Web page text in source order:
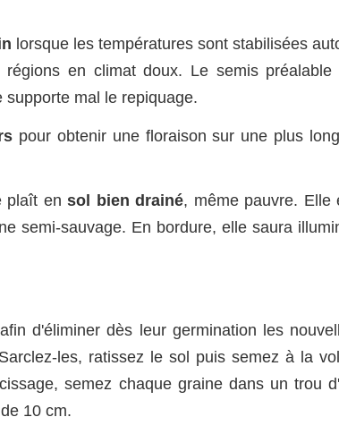
lorsque les températures sont stabilisées
en climat doux. Le semis préalable
mal le repiquage.
pour obtenir une floraison sur une plus
plaît ensol bien drainé, même pauvre. Elle
semi-sauvage. En bordure, elle saura
d'éliminer dès leur germination les
les, ratissez le sol puis semez à la
semez chaque graine dans un trou
10 cm.